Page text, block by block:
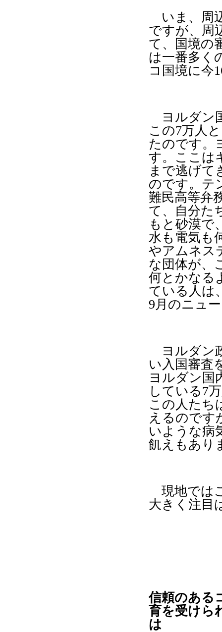
いま、周
ですが、周
て、国境の
は一番多く
コ国境に今
ヨルダン
この7万人
たのです。
す。ここは
まで逃げて
のです。テ
難民高等弁
て、自分た
もと砂漠で
水も電気も
やアムネス
な団体が、
何とかなる
ている人は
9 月のニュ
ヨルダン
い入国審査
ヨルダン国
している7
この人たち
えるのです
いような病
飢えもあり
現地では
大きく注目
信頼のある
育を受けら
は